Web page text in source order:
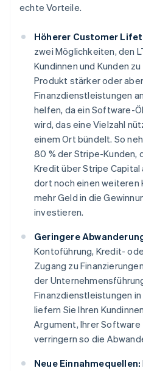
echte Vorteile.
Höherer Customer
zwei Möglichkeiten, den
Kundinnen und Kunden
Produkt stärkeroder
Finanzdienstleistungen
helfen, da ein Software-
wird, das eine Vielzahl
einem Ort bündelt. So
80 % der Stripe-Kunden,
Kredit über Stripe
dort noch einen weiteren
mehr Geld in die
investieren.
Geringere
Kontoführung, Kredit-
Zugang zu
der
Finanzdienstleistungen
liefern Sie Ihren
Argument, Ihrer Software
verringern so die
Neue Einnahmequellen: